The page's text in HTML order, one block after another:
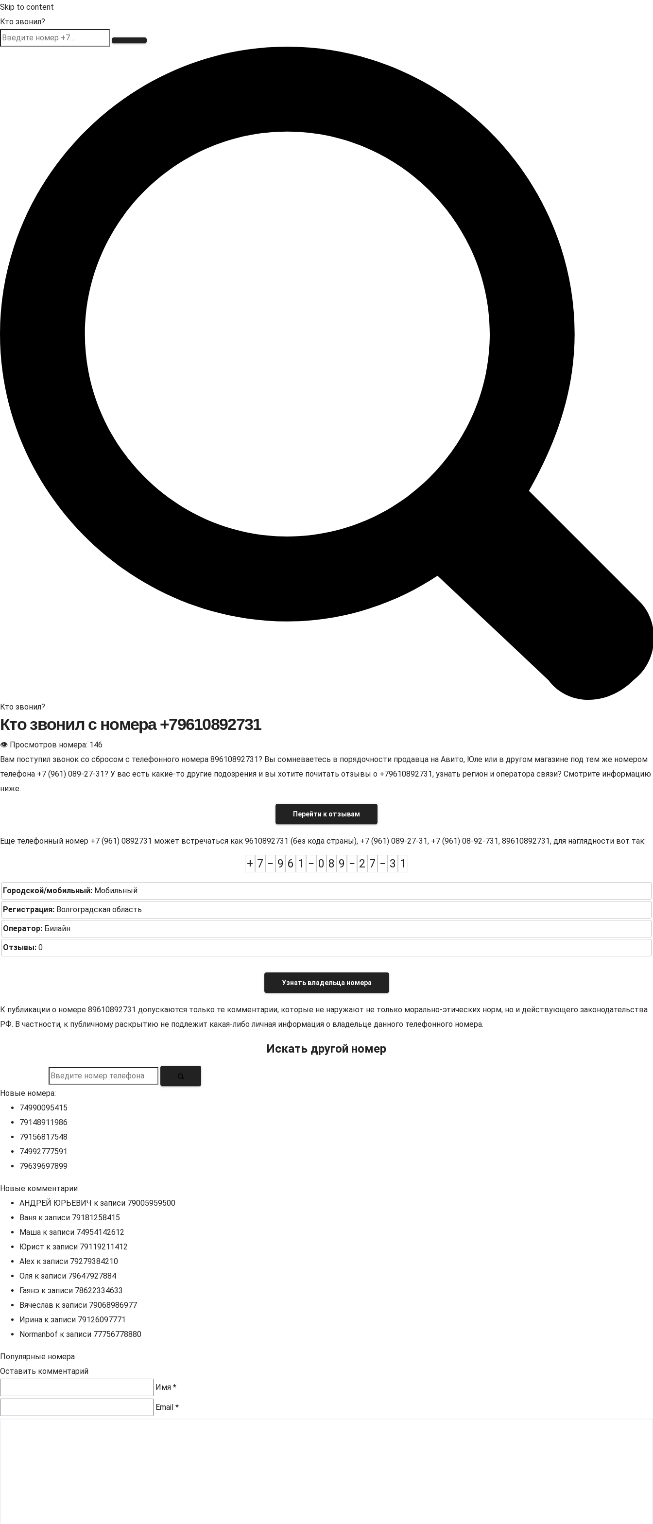
Skip to content
Кто звонил?
Кто звонил?
Кто звонил с номера +79610892731
👁 Просмотров номера: 146
Вам поступил звонок со сбросом с телефонного номера 89610892731? Вы сомневаетесь в порядочности продавца на Авито, Юле или в другом магазине под тем же номером
телефона +7 (961) 089-27-31? У вас есть какие-то другие подозрения и вы хотите почитать отзывы о +79610892731, узнать регион и оператора связи? Смотрите информацию
ниже.
Перейти к отзывам
Еще телефонный номер +7 (961) 0892731 может встречаться как 9610892731 (без кода страны), +7 (961) 089-27-31, +7 (961) 08-92-731, 89610892731, для наглядности вот так:
+ 7 − 9 6 1 − 0 8 9 − 2 7 − 3 1
Городской/мобильный: Мобильный
Регистрация: Волгоградская область
Оператор: Билайн
Отзывы: 0
Узнать владельца номера
К публикации о номере 89610892731 допускаются только те комментарии, которые не наружают не только морально-этических норм, но и действующего законодательства
РФ. В частности, к публичному раскрытию не подлежит какая-либо личная информация о владельце данного телефонного номера.
Искать другой номер
Новые номера:
74990095415
79148911986
79156817548
74992777591
79639697899
Новые комментарии
АНДРЕЙ ЮРЬЕВИЧ к записи 79005959500
Ваня к записи 79181258415
Маша к записи 74954142612
Юрист к записи 79119211412
Alex к записи 79279384210
Оля к записи 79647927884
Гаянэ к записи 78622334633
Вячеслав к записи 79068986977
Ирина к записи 79126097771
Normanbof к записи 77756778880
Популярные номера
Оставить комментарий
Имя *
Email *